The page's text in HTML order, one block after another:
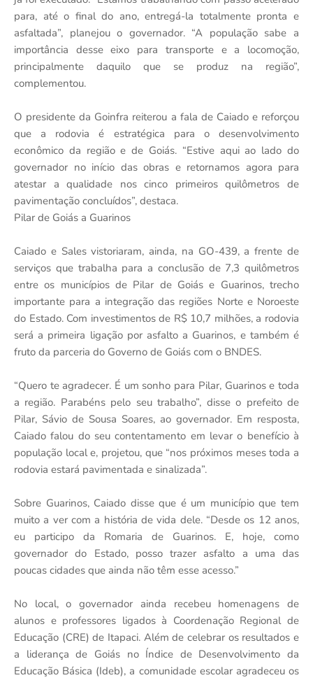
para, até o final do ano, entregá-la totalmente pronta e
asfaltada”, planejou o governador. “A população sabe a
importância desse eixo para transporte e a locomoção,
principalmente daquilo que se produz na região”,
complementou.
O presidente da Goinfra reiterou a fala de Caiado e reforçou
que a rodovia é estratégica para o desenvolvimento
econômico da região e de Goiás. “Estive aqui ao lado do
governador no início das obras e retornamos agora para
atestar a qualidade nos cinco primeiros quilômetros de
pavimentação concluídos”, destaca.
Pilar de Goiás a Guarinos
Caiado e Sales vistoriaram, ainda, na GO-439, a frente de
serviços que trabalha para a conclusão de 7,3 quilômetros
entre os municípios de Pilar de Goiás e Guarinos, trecho
importante para a integração das regiões Norte e Noroeste
do Estado. Com investimentos de R$ 10,7 milhões, a rodovia
será a primeira ligação por asfalto a Guarinos, e também é
fruto da parceria do Governo de Goiás com o BNDES.
“Quero te agradecer. É um sonho para Pilar, Guarinos e toda
a região. Parabéns pelo seu trabalho”, disse o prefeito de
Pilar, Sávio de Sousa Soares, ao governador. Em resposta,
Caiado falou do seu contentamento em levar o benefício à
população local e, projetou, que “nos próximos meses toda a
rodovia estará pavimentada e sinalizada”.
Sobre Guarinos, Caiado disse que é um município que tem
muito a ver com a história de vida dele. “Desde os 12 anos,
eu participo da Romaria de Guarinos. E, hoje, como
governador do Estado, posso trazer asfalto a uma das
poucas cidades que ainda não têm esse acesso.”
No local, o governador ainda recebeu homenagens de
alunos e professores ligados à Coordenação Regional de
Educação (CRE) de Itapaci. Além de celebrar os resultados e
a liderança de Goiás no Índice de Desenvolvimento da
Educação Básica (Ideb), a comunidade escolar agradeceu os